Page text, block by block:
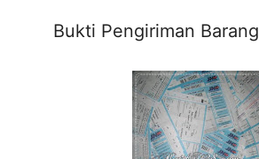
Bukti Pengiriman Barang